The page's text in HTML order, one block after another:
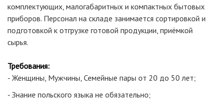
комплектующих, малогабаритных и компактных бытовых
приборов. Персонал на складе занимается сортировкой и
подготовкой к отгрузке готовой продукции, приёмкой
сырья.
Требования:
- Женщины, Мужчины, Семейные пары от 20 до 50 лет;
- Знание польского языка не обязательно;